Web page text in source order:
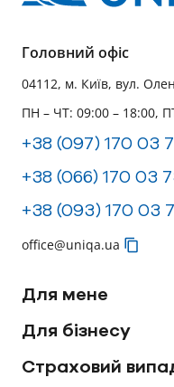
Головний офіс
04112, м. Київ, вул.
ПН – ЧТ: 09:00 – 18:00,
+38 (097) 170 03
+38 (066) 170 03
+38 (093) 170 03
office@uniqa.ua
Для мене
Для бізнесу
Страховий